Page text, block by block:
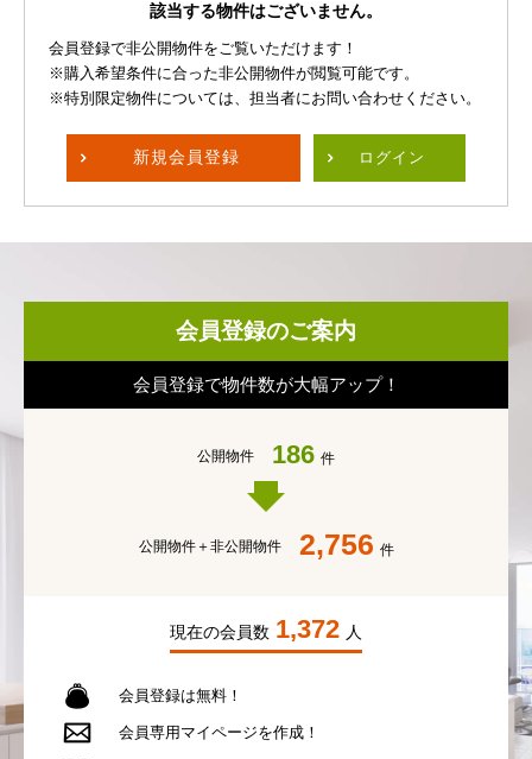
該当する物件はございません。
会員登録で非公開物件をご覧いただけます！
※購入希望条件に合った非公開物件が閲覧可能です。
※特別限定物件については、担当者にお問い合わせください。
新規会員登録 ログイン
会員登録のご案内
会員登録で物件数が大幅アップ！
公開物件 186 件
公開物件＋非公開物件 2,756 件
現在の会員数 1,372 人
会員登録は無料！
会員専用 マイページを作成！